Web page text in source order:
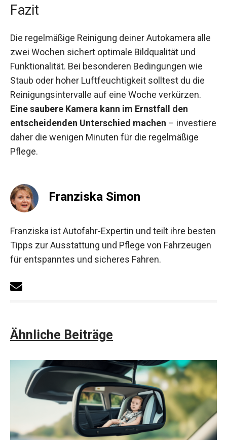
Fazit
Die regelmäßige Reinigung deiner Autokamera alle
zwei Wochen sichert optimale Bildqualität und
Funktionalität. Bei besonderen Bedingungen wie
Staub oder hoher Luftfeuchtigkeit solltest du die
Reinigungsintervalle auf eine Woche verkürzen.
Eine saubere Kamera kann im Ernstfall den
entscheidenden Unterschied machen – investiere
daher die wenigen Minuten für die regelmäßige
Pflege.
Franziska Simon
Franziska ist Autofahr-Expertin und teilt ihre besten
Tipps zur Ausstattung und Pflege von Fahrzeugen
für entspanntes und sicheres Fahren.
Ähnliche Beiträge